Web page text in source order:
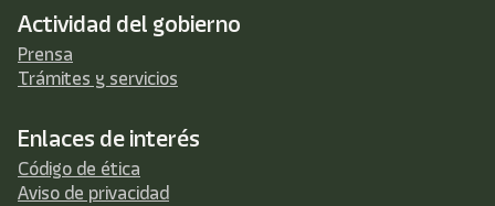
Actividad del gobierno
Prensa
Trámites y servicios
Enlaces de interés
Código de ética
Aviso de privacidad